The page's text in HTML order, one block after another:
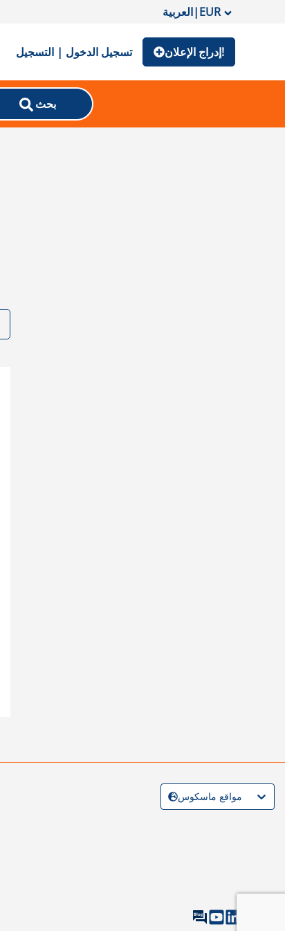
العربية|EUR
تسجيل الدخول | التسجيل إدراج الإعلان!
بحث
مواقع ماسكوس